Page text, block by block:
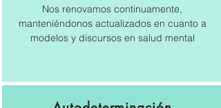
Nos renovamos continuamente,
manteniéndonos actualizados en cuanto a
modelos y discursos en salud mental